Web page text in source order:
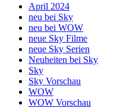
April 2024
neu bei Sky
neu bei WOW
neue Sky Filme
neue Sky Serien
Neuheiten bei Sky
Sky
Sky Vorschau
WOW
WOW Vorschau